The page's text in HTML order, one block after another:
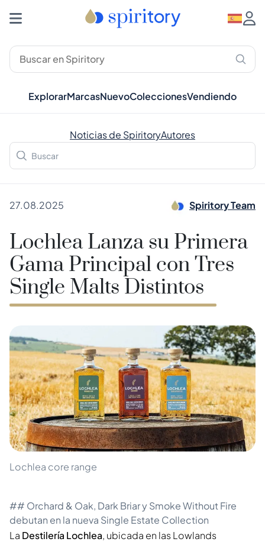
ExplorarMarcasNuevoColeccionesVendiendo
Noticias de SpiritoryAutores
27.08.2025 Spiritory Team
Lochlea Lanza su Primera
Gama Principal con Tres
Single Malts Distintos
Lochlea core range
## Orchard & Oak, Dark Briar y Smoke Without Fire
debutan en la nueva Single Estate Collection
La Destilería Lochlea, ubicada en las Lowlands